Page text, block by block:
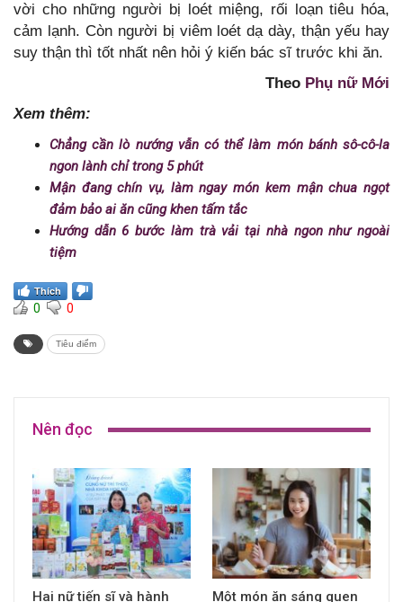
vời cho những người bị loét miệng, rối loạn tiêu hóa,
cảm lạnh. Còn người bị viêm loét dạ dày, thận yếu hay
suy thận thì tốt nhất nên hỏi ý kiến bác sĩ trước khi ăn.
Theo Phụ nữ Mới
Xem thêm:
Chẳng cần lò nướng vẫn có thể làm món bánh sô-cô-la
ngon lành chỉ trong 5 phút
Mận đang chín vụ, làm ngay món kem mận chua ngọt
đảm bảo ai ăn cũng khen tấm tắc
Hướng dẫn 6 bước làm trà vải tại nhà ngon như ngoài
tiệm
Thích
0 0
Tiêu điểm
Nên đọc
Hai nữ tiến sĩ và hành
Một món ăn sáng quen